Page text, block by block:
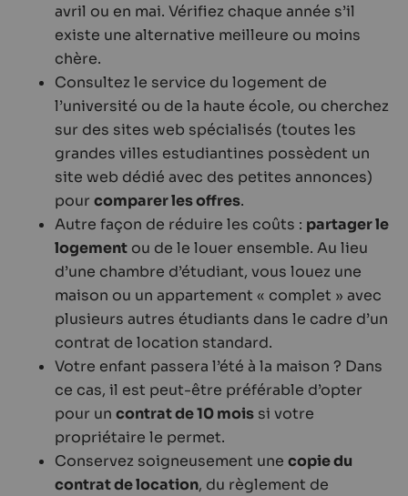
avril ou en mai. Vérifiez chaque année s’il
existe une alternative meilleure ou moins
chère.
Consultez le service du logement de
l’université ou de la haute école, ou cherchez
sur des sites web spécialisés (toutes les
grandes villes estudiantines possèdent un
site web dédié avec des petites annonces)
pour comparer les offres.
Autre façon de réduire les coûts : partager le
logement ou de le louer ensemble. Au lieu
d’une chambre d’étudiant, vous louez une
maison ou un appartement « complet » avec
plusieurs autres étudiants dans le cadre d’un
contrat de location standard.
Votre enfant passera l’été à la maison ? Dans
ce cas, il est peut-être préférable d’opter
pour un contrat de 10 mois si votre
propriétaire le permet.
Conservez soigneusement une copie du
contrat de location, du règlement de